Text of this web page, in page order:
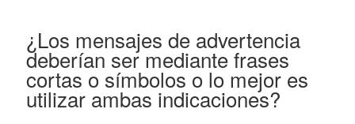
¿Los mensajes de advertencia
deberían ser mediante frases
cortas o símbolos o lo mejor es
utilizar ambas indicaciones?